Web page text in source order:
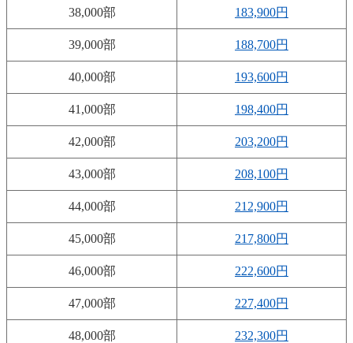
38,000部 183,900円
39,000部 188,700円
40,000部 193,600円
41,000部 198,400円
42,000部 203,200円
43,000部 208,100円
44,000部 212,900円
45,000部 217,800円
46,000部 222,600円
47,000部 227,400円
48,000部 232,300円